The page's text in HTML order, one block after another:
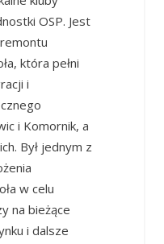
OSP. Jest
która pełni
i
i Komornik, a
Był jednym z
w celu
na bieżące
i dalsze